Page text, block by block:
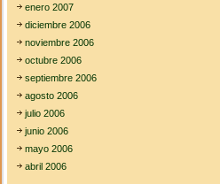
enero 2007
diciembre 2006
noviembre 2006
octubre 2006
septiembre 2006
agosto 2006
julio 2006
junio 2006
mayo 2006
abril 2006